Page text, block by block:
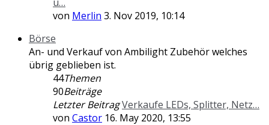
von Merlin 3. Nov 2019, 10:14
Börse
An- und Verkauf von Ambilight Zubehör welches
übrig geblieben ist.
44Themen
90Beiträge
Letzter BeitragVerkaufe LEDs, Splitter, Netz…
von Castor 16. May 2020, 13:55